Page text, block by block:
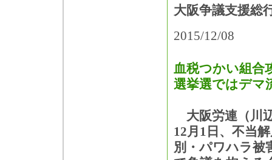
大阪争議支援総
2015/12/08
血税つかい組合
選挙選ではデマ
大阪労連（川
12月1日、不当
別・パワハラ被